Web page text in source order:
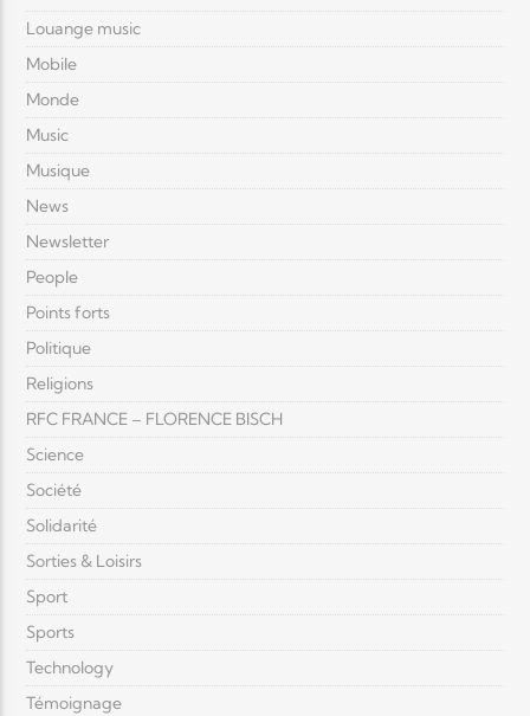
Louange music
Mobile
Monde
Music
Musique
News
Newsletter
People
Points forts
Politique
Religions
RFC FRANCE – FLORENCE BISCH
Science
Société
Solidarité
Sorties & Loisirs
Sport
Sports
Technology
Témoignage